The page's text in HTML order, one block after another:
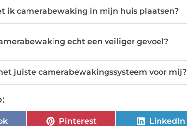
ik camerabewaking in mijn huis plaatsen?
echt een veiliger gevoel?
juiste camerabewakingssysteem voor mij?
Pinterest LinkedIn